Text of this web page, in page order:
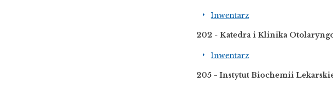
Inwentarz
202 - Katedra i Klinika
Inwentarz
205 - Instytut Biochemii